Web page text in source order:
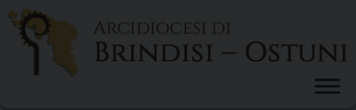
Skip
content